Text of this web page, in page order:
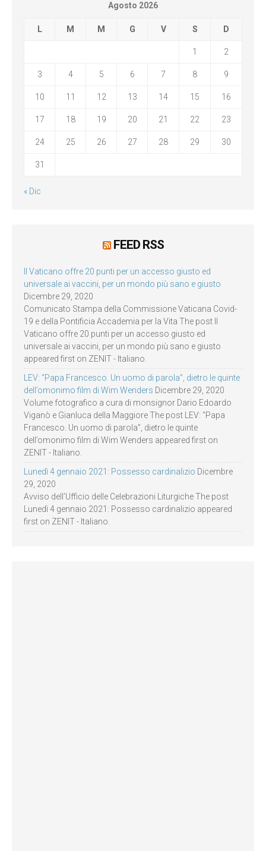
Agosto 2026
L M M G V S D
1 2
3 4 5 6 7 8 9
10 11 12 13 14 15 16
17 18 19 20 21 22 23
24 25 26 27 28 29 30
31
« Dic
FEED RSS
Il Vaticano offre 20 punti per un accesso giusto ed
universale ai vaccini, per un mondo più sano e giusto
Dicembre 29, 2020
Comunicato Stampa della Commissione Vaticana Covid-
19 e della Pontificia Accademia per la Vita The post Il
Vaticano offre 20 punti per un accesso giusto ed
universale ai vaccini, per un mondo più sano e giusto
appeared first on ZENIT - Italiano.
LEV: “Papa Francesco. Un uomo di parola”, dietro le quinte
dell’omonimo film di Wim Wenders Dicembre 29, 2020
Volume fotografico a cura di monsignor Dario Edoardo
Viganò e Gianluca della Maggiore The post LEV: “Papa
Francesco. Un uomo di parola”, dietro le quinte
dell’omonimo film di Wim Wenders appeared first on
ZENIT - Italiano.
Lunedì 4 gennaio 2021: Possesso cardinalizio Dicembre
29, 2020
Avviso dell’Ufficio delle Celebrazioni Liturgiche The post
Lunedì 4 gennaio 2021: Possesso cardinalizio appeared
first on ZENIT - Italiano.